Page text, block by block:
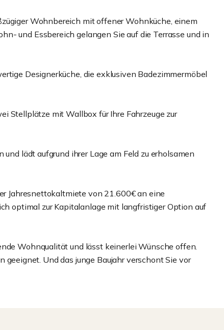
Wohnbereich mit offener Wohnküche, einem
und Essbereich gelangen Sie auf die Terrasse und in
Designerküche, die exklusiven Badezimmermöbel
Stellplätze mit Wallbox für Ihre Fahrzeuge zur
lädt aufgrund ihrer Lage am Feld zu erholsamen
Jahresnettokaltmiete von 21.600€ an eine
optimal zur Kapitalanlage mit langfristiger Option auf
Wohnqualität und lässt keinerlei Wünsche offen.
Und das junge Baujahr verschont Sie vor